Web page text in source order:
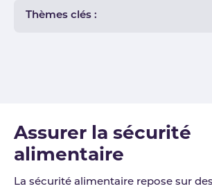
Thèmes clés :
Assurer la sécurité
alimentaire
La sécurité alimentaire repose sur